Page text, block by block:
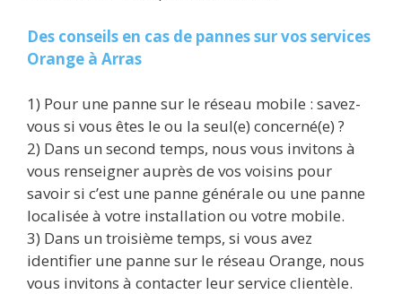
Des conseils en cas de pannes sur vos services
Orange à Arras
1) Pour une panne sur le réseau mobile : savez-
vous si vous êtes le ou la seul(e) concerné(e) ?
2) Dans un second temps, nous vous invitons à
vous renseigner auprès de vos voisins pour
savoir si c’est une panne générale ou une panne
localisée à votre installation ou votre mobile.
3) Dans un troisième temps, si vous avez
identifier une panne sur le réseau Orange, nous
vous invitons à contacter leur service clientèle.